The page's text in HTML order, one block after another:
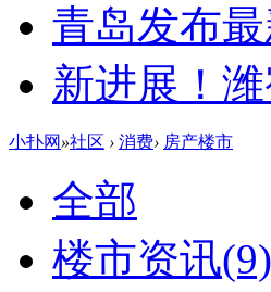
青岛发布
新进展！
小扑网 »社区 › 消费› 房产楼市
全部
楼市资讯(9)